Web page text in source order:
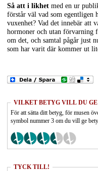
Så att i likhet med en ur
förstår väl vad som egentligen
vuxenhet? Vad det innebär att
hormoner och utan förvarning
om det, och samtal pågår just
som har varit där kommer ut
VILKET BETYG VILL DU GE
För att sätta ditt betyg, för musen
symbol nummer 3 om du vill ge
TYCK TILL!